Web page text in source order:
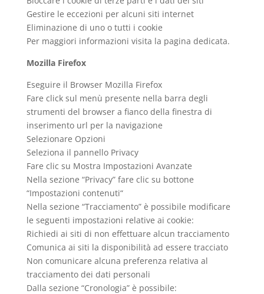
Gestire le eccezioni per alcuni siti internet
Eliminazione di uno o tutti i cookie
Per maggiori informazioni visita la pagina dedicata.
Mozilla Firefox
Eseguire il Browser Mozilla Firefox
Fare click sul menù presente nella barra degli
strumenti del browser a fianco della finestra di
inserimento url per la navigazione
Selezionare Opzioni
Seleziona il pannello Privacy
Fare clic su Mostra Impostazioni Avanzate
Nella sezione “Privacy” fare clic su bottone
“Impostazioni contenuti“
Nella sezione “Tracciamento” è possibile modificare
le seguenti impostazioni relative ai cookie:
Richiedi ai siti di non effettuare alcun tracciamento
Comunica ai siti la disponibilità ad essere tracciato
Non comunicare alcuna preferenza relativa al
tracciamento dei dati personali
Dalla sezione “Cronologia” è possibile: